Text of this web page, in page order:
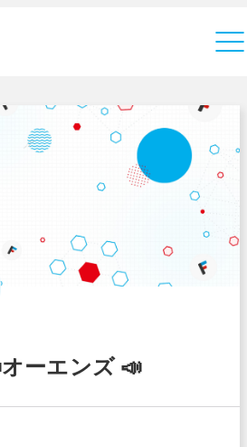
ーエンズ 📣